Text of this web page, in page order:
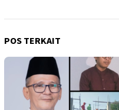
POS TERKAIT